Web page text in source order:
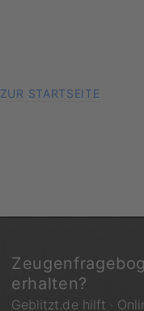
ZUR STARTSEITE
erhalten?
Geblitzt.de hilft ·